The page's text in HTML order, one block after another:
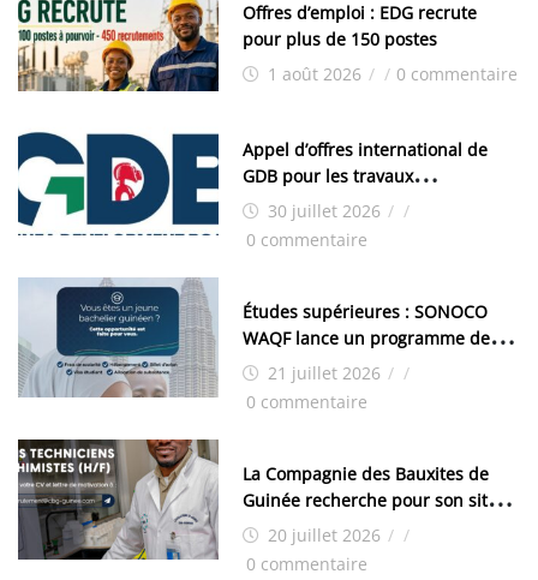
Offres d’emploi : EDG recrute
pour plus de 150 postes
1 août 2026 / / 0 commentaire
Appel d’offres international de
GDB pour les travaux
d’aménagement de la zone
industrielle de FANDJE (PAZIF)
30 juillet 2026 / /
0 commentaire
Études supérieures : SONOCO
WAQF lance un programme de
bourses pour la Malaisie
21 juillet 2026 / /
0 commentaire
La Compagnie des Bauxites de
Guinée recherche pour son site
de Kamsar des techniciens
chimistes (H/F)
20 juillet 2026 / /
0 commentaire